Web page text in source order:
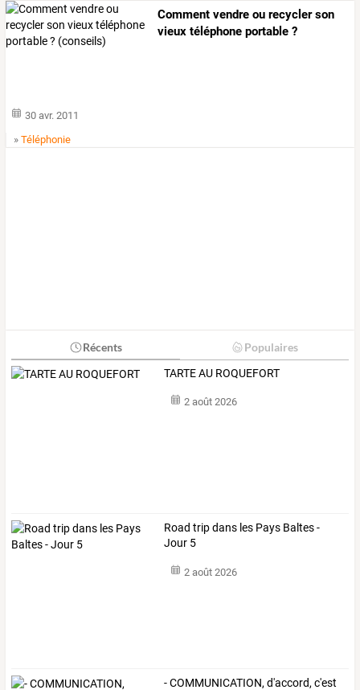
Comment vendre ou recycler son
vieux téléphone portable ?
30 avr. 2011
»Téléphonie
Récents Populaires
TARTE AU ROQUEFORT
2 août 2026
Road trip dans les Pays Baltes -
Jour 5
2 août 2026
-COMMUNICATION, d'accord, c'est